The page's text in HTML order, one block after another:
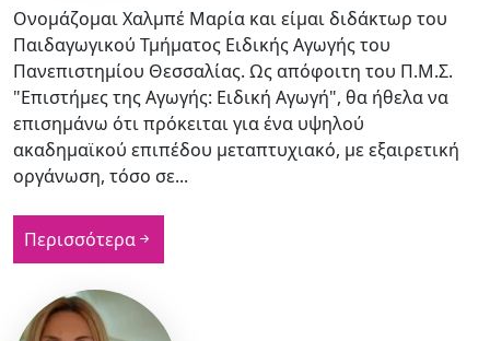
Ονομάζομαι Χαλμπέ Μαρία και είμαι διδάκτωρ του
Παιδαγωγικού Τμήματος Ειδικής Αγωγής του
Πανεπιστημίου Θεσσαλίας. Ως απόφοιτη του Π.Μ.Σ.
"Επιστήμες της Αγωγής: Ειδική Αγωγή", θα ήθελα να
επισημάνω ότι πρόκειται για ένα υψηλού
ακαδημαϊκού επιπέδου μεταπτυχιακό, με εξαιρετική
οργάνωση, τόσο σε...
Περισσότερα